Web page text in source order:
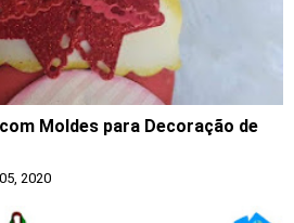
Moldes para Decoração de
2020